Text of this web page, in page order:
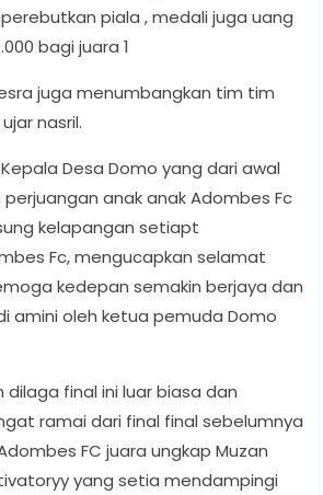
piala , medali juga uang
bagi juara 1
juga menumbangkan tim tim
nasril.
Desa Domo yang dari awal
anak anak Adombes Fc
kelapangan setiapt
Fc, mengucapkan selamat
kedepan semakin berjaya dan
amini oleh ketua pemuda Domo
final ini luar biasa dan
ramai dari final final sebelumnya
FC juara ungkap Muzan
yang setia mendampingi